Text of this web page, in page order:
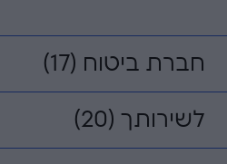
חברת ביטוח (17)
לשירותך (20)